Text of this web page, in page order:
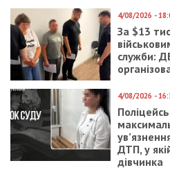
Ті, хто перебуває у
особи з
піклуються про осіб з
мають підтвердження
мають надіслати VZP
Центрі зайнятості.
Особи, що
віком до 7 років або
кількістю дітей
день, мають
власноруч заявупро